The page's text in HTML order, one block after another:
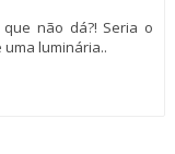
não dá?! Seria o
luminária..